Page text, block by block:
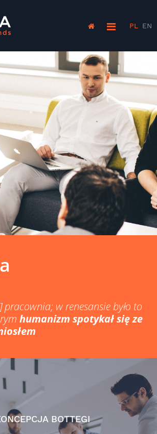
PL EN
pracownia; w renesansie było to
humanizm spotykał się ze
BOTTEGI